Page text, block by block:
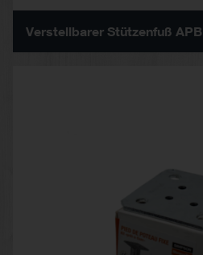
Verstellbarer Stützenfuß APB